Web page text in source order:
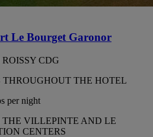
Le Bourget Garonor
CDG
THROUGHOUT THE HOTEL
per night
THE VILLEPINTE AND LE
CENTERS